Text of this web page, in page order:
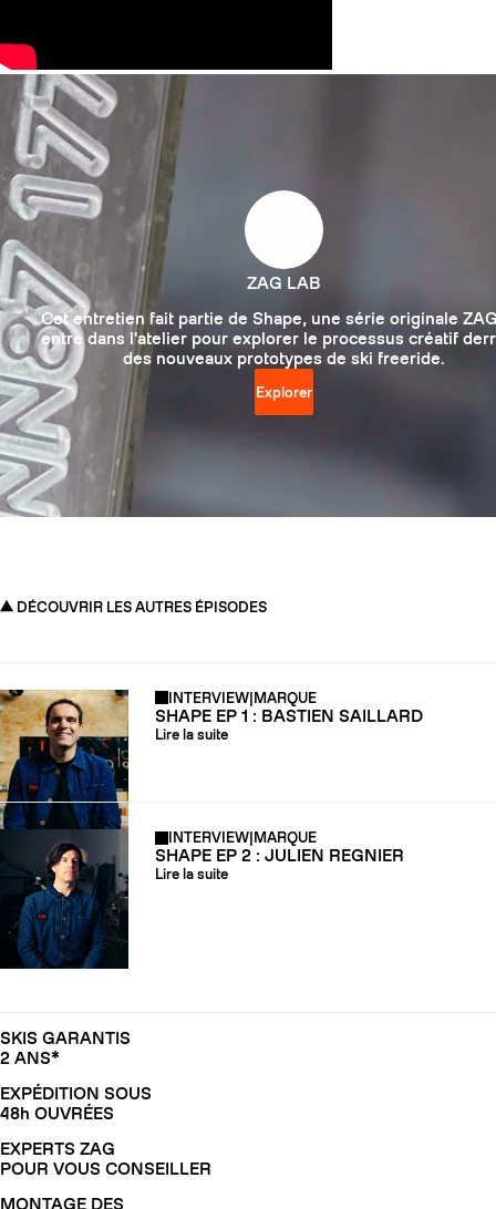
ZAG LAB
Cet entretien fait partie de Shape, une série originale
entre dans l'atelier pour explorer le processus créatif
des nouveaux prototypes de ski freeride.
Explorer
DÉCOUVRIR LES AUTRES ÉPISODES
INTERVIEW|MARQUE
SHAPE EP 1 : BASTIEN SAILLARD
Lire la suite
INTERVIEW MARQUE
SHAPE EP 2 : JULIEN REGNIER
Lire la suite
SKIS GARANTIS
2 ANS*
EXPÉDITION SOUS
48h OUVRÉES
EXPERTS ZAG
POUR VOUS CONSEILLER
MONTAGE DES